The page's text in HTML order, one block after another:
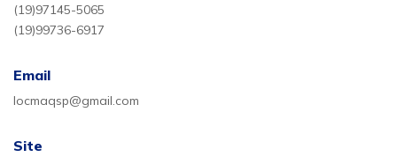
(19)97145-5065
(19)99736-6917
Email
locmaqsp@gmail.com
Site